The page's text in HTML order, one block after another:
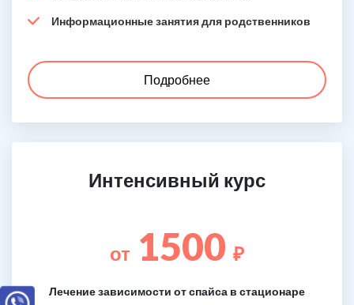
Информационные занятия для родственников
Подробнее
Интенсивный курс
от 1500 ₽
Лечение зависимости от спайса в стационаре